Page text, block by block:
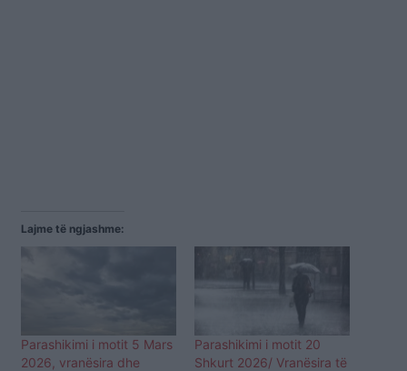
Lajme të ngjashme:
Parashikimi i motit 5 Mars
2026, vranësira dhe
Parashikimi i motit 20
Shkurt 2026/ Vranësira të